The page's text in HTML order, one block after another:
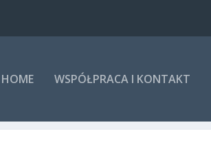
HOME WSPÓŁPRACA I KONTAKT